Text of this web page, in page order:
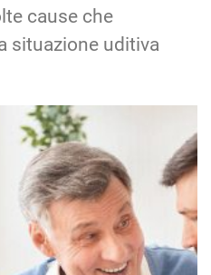
cause che
situazione uditiva